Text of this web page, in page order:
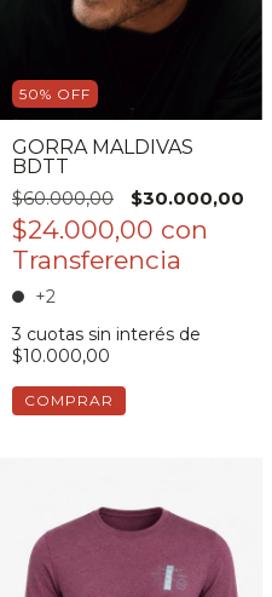
50% OFF
GORRA MALDIVAS
BDTT
$60.000,00
$30.000,00
$24.000,00 con
+2
3 cuotas sin interés de
$10.000,00
COMPRAR